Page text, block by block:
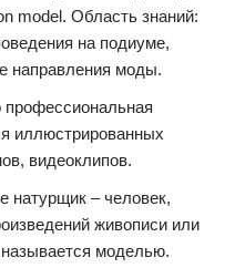
model. Область знаний:
на подиуме,
направления моды.
иллюстрированных
видеоклипов.
натурщик – человек,
живописи или
моделью.